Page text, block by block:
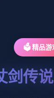
🗳️ 精品游
剑传